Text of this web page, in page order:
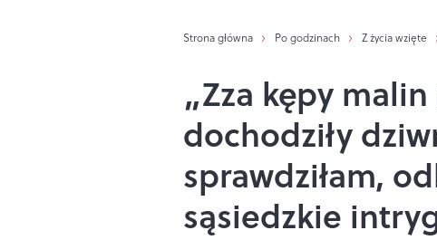
Strona główna Po godzinach Z życia wzięte
„Zza kępy
dochodziły
sprawdziłam,
sąsiedzkie